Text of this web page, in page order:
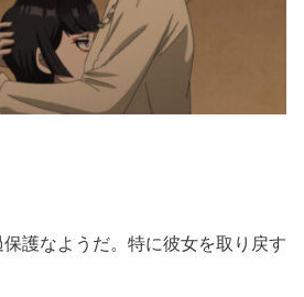
護なようだ。特に彼女を取り戻す